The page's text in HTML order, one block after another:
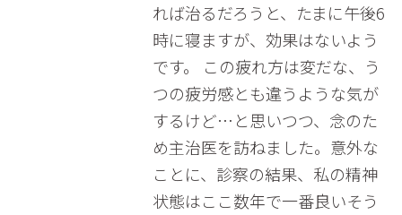
れば治るだろうと、たまに午後6
時に寝ますが、効果はないよう
です。 この疲れ方は変だな、う
つの疲労感とも違うような気が
するけど…と思いつつ、念のた
め主治医を訪ねました。意外な
ことに、診察の結果、私の精神
状態はここ数年で一番良いそう